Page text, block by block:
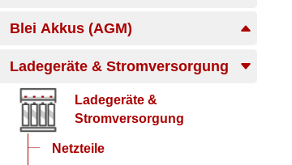
Blei Akkus (AGM)
Ladegeräte & Stromversorgung
Ladegeräte &
Stromversorgung
Netzteile